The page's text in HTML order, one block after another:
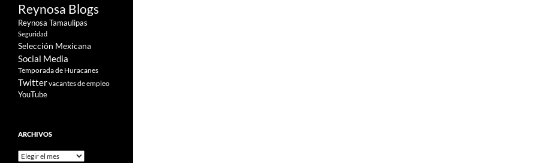
Reynosa Blogs
Reynosa Tamaulipas
Seguridad
Selección Mexicana
Social Media
Temporada de Huracanes
Twittervacantes de empleo
YouTube
ARCHIVOS
Archivos